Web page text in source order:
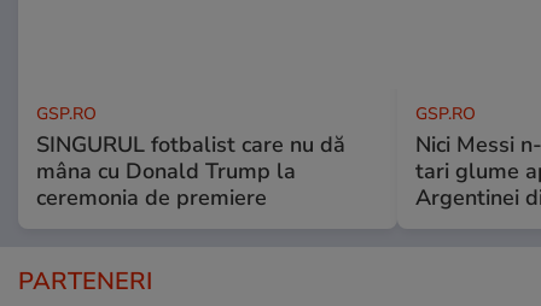
GSP.RO
SINGURUL fotbalist care nu dă
mâna cu Donald Trump la
ceremonia de premiere
GSP.RO
Nici Messi
tari glume
Argentinei
PARTENERI